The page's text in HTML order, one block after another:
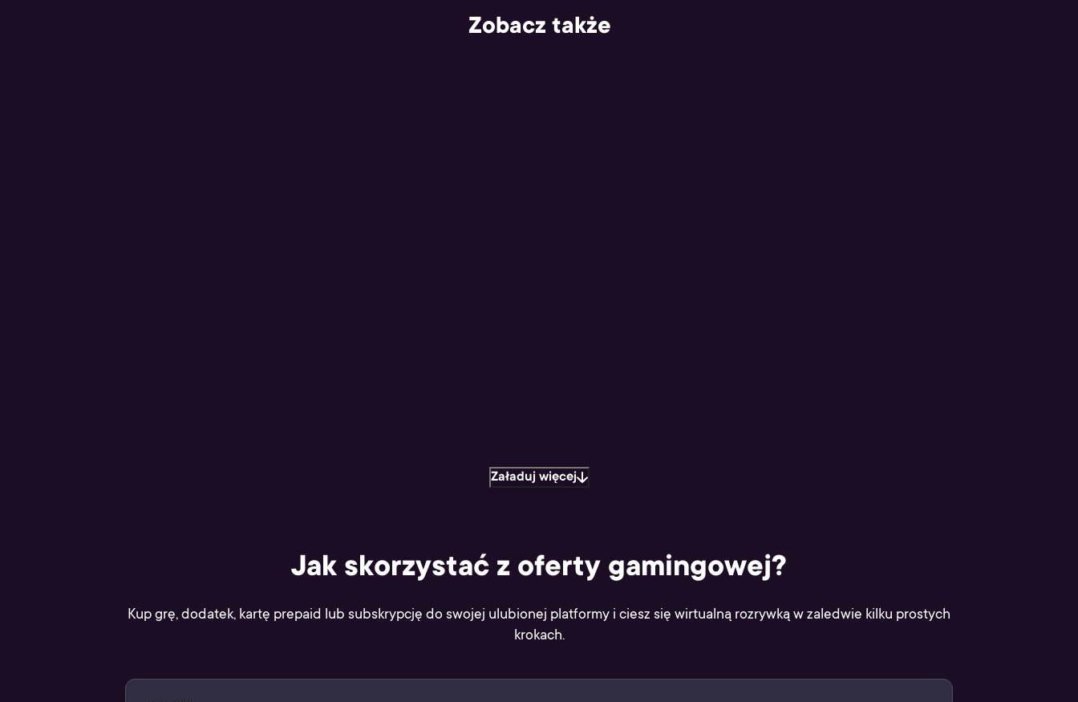
Zobacz także
Załaduj więcej
Jak skorzystać z oferty gamingowej?
Kup grę, dodatek, kartę prepaid lub subskrypcję do swojej ulubionej platformy i ciesz się wirtualną rozrywką w zaledwie kilku prostych
krokach.